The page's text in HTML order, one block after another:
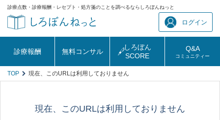
診療点数・診療報酬・レセプト・処方箋のことを調べるならしろぼんねっと
ログイン
診療報酬 無料コンサル
しろぼん
SCORE
Q&A
コミュニティー
TOP 現在、このURLは利用しておりません
現在、このURLは利用しておりません